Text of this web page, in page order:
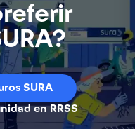
SURA
en RRSS